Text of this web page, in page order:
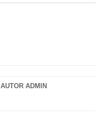
AUTOR ADMIN